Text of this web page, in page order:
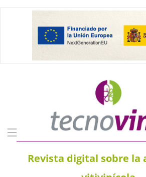
Revista digital sobre la